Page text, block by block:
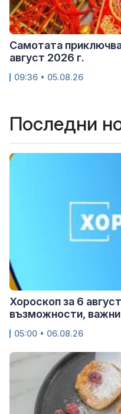
Самотата
август 2026 г.
09:36 • 05.08.26
Последни
Хороскоп за 6
възможности,
05:00 • 06.08.26